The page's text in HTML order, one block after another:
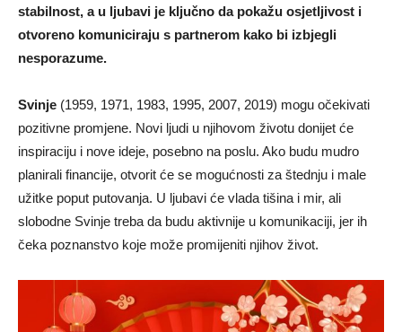
stabilnost, a u ljubavi je ključno da pokažu osjetljivost i
otvoreno komuniciraju s partnerom kako bi izbjegli
nesporazume.
Svinje (1959, 1971, 1983, 1995, 2007, 2019) mogu očekivati
pozitivne promjene. Novi ljudi u njihovom životu donijet će
inspiraciju i nove ideje, posebno na poslu. Ako budu mudro
planirali financije, otvorit će se mogućnosti za štednju i male
užitke poput putovanja. U ljubavi će vlada tišina i mir, ali
slobodne Svinje treba da budu aktivnije u komunikaciji, jer ih
čeka poznanstvo koje može promijeniti njihov život.